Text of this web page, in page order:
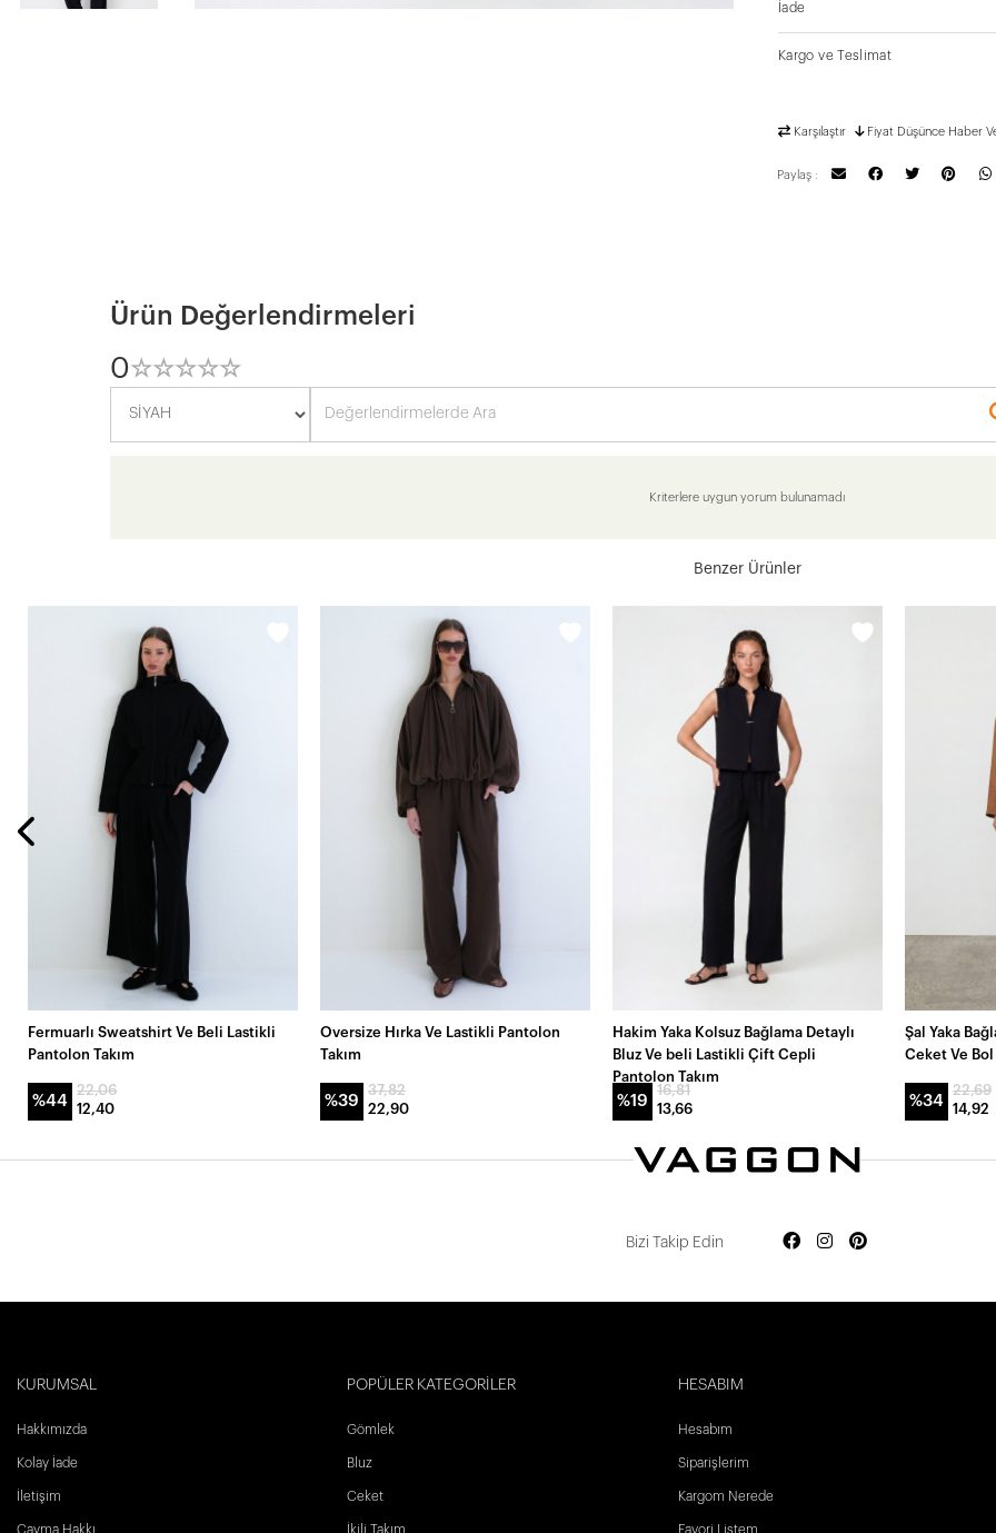
İade
Kargo ve Teslimat
Karşılaştır Fiyat Düşünce Haber
Paylaş :
Ürün Değerlendirmeleri
0☆☆☆☆☆
★★★★★
Kriterlere uygun yorum bulunamadı
Benzer Ürünler
Fermuarlı Sweatshirt Ve Beli Lastikli
Pantolon Takım
%44
22,06
12,40
Oversize Hırka Ve Lastikli Pantolon
Takım
%39
37,82
22,90
Hakim Yaka Kolsuz Bağlama Detaylı
Bluz Ve beli Lastikli Çift Cepli
Pantolon Takım
%19
16,81
13,66
Şal Yaka
Ceket Ve Bol
%34
22,69
14,92
Bizi Takip Edin
KURUMSAL
Hakkımızda
Kolay İade
İletişim
Cayma Hakkı
POPÜLER KATEGORİLER
Gömlek
Bluz
Ceket
İkili Takım
HESABIM
Hesabım
Siparişlerim
Kargom Nerede
Favori Listem